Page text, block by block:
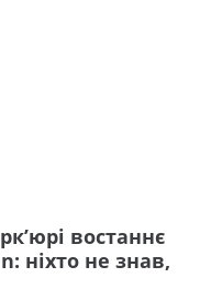
востаннє
ніхто не знав,